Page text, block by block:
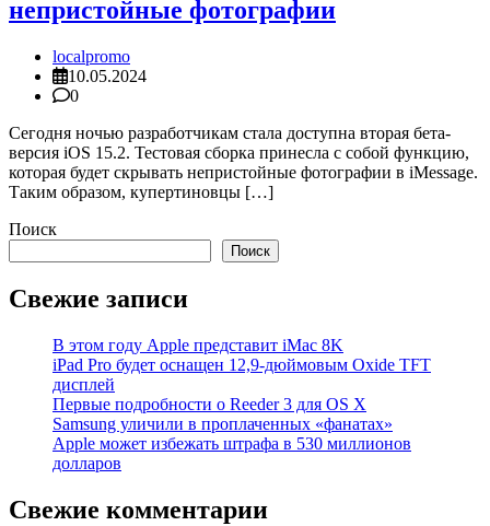
непристойные фотографии
localpromo
10.05.2024
0
Сегодня ночью разработчикам стала доступна вторая бета-
версия iOS 15.2. Тестовая сборка принесла с собой функцию,
которая будет скрывать непристойные фотографии в iMessage.
Таким образом, купертиновцы […]
Поиск
Поиск
Свежие записи
В этом году Apple представит iMac 8K
iPad Pro будет оснащен 12,9-дюймовым Oxide TFT
дисплей
Первые подробности о Reeder 3 для OS X
Samsung уличили в проплаченных «фанатах»
Apple может избежать штрафа в 530 миллионов
долларов
Свежие комментарии